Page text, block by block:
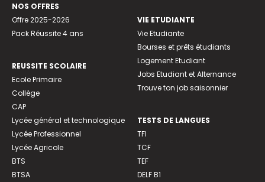
NOS OFFRES
Offre 2025-2026
Pack Réussite 4 ans
REUSSITE SCOLAIRE
Ecole Primaire
Collège
CAP
Lycée général et technologique
Lycée Professionnel
Lycée Agricole
BTS
BTSA
VIE ETUDIANTE
Vie Etudiante
Bourses et prêts étudiants
Logement Etudiant
Jobs Etudiant et Alternance
Trouve ton job saisonnier
TESTS DE LANGUES
TFI
TCF
TEF
DELF B1